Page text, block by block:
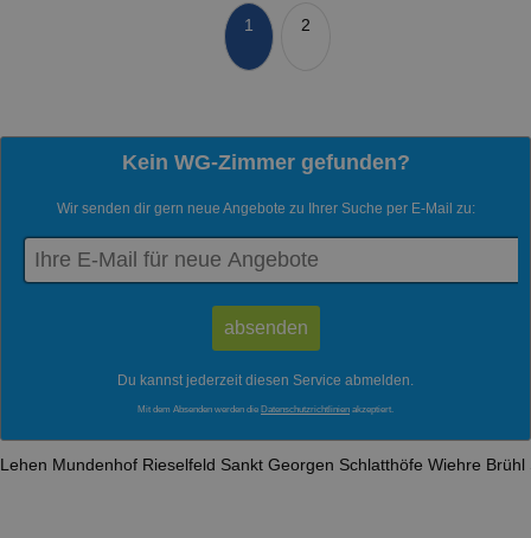
1 2
Kein WG-Zimmer gefunden?
Wir senden dir gern neue Angebote zu Ihrer Suche per E-Mail zu:
Du kannst jederzeit diesen Service abmelden.
Mit dem Absenden werden die Datenschutzrichtlinien akzeptiert.
Lehen Mundenhof Rieselfeld Sankt Georgen Schlatthöfe Wiehre Brühl